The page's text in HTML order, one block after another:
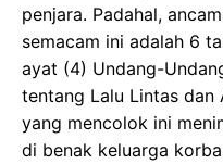
penjara. Padahal,
semacam ini adalah 6
ayat (4) Undang-
tentang Lalu Lintas dan
yang mencolok ini
di benak keluarga